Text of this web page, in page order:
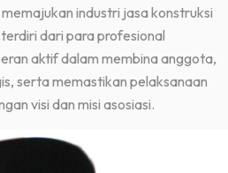
industri jasa konstruksi
dari para profesional
aktif dalam membina anggota,
serta memastikan pelaksanaan
visi dan misi asosiasi.